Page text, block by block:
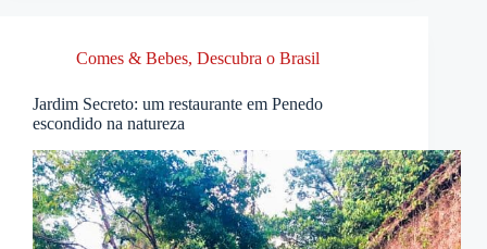
Comes & Bebes, Descubra o Brasil
Jardim Secreto: um restaurante em Penedo
escondido na natureza